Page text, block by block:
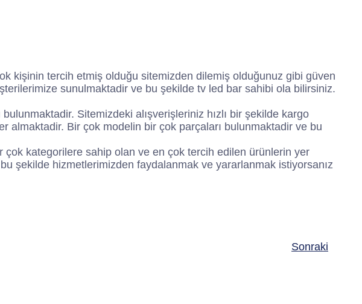
kişinin tercih etmiş olduğu sitemizden dilemiş olduğunuz gibi güven
sunulmaktadir ve bu şekilde tv led bar sahibi ola bilirsiniz.
Sitemizdeki alışverişleriniz hızlı bir şekilde kargo
almaktadir. Bir çok modelin bir çok parçaları bulunmaktadir ve bu
çok kategorilere sahip olan ve en çok tercih edilen ürünlerin yer
şekilde hizmetlerimizden faydalanmak ve yararlanmak istiyorsanız
Sonraki